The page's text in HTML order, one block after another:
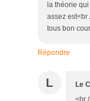
la théorie
assez est<br
tous bon
Répondre
L Le
<br